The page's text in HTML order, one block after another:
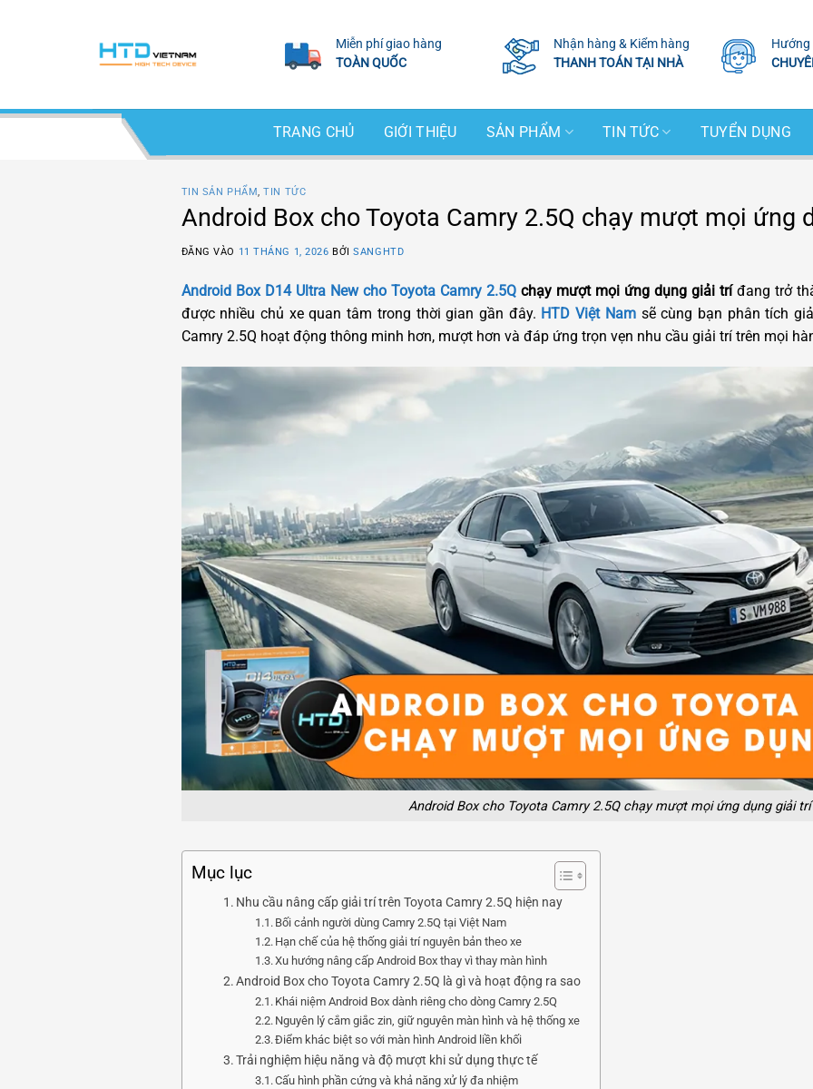
Miễn phí giao hàng
TOÀN QUỐC
Nhận hàng & Kiểm hàng
THANH TOÁN TẠI NHÀ
Hướng
TRANG CHỦ GIỚI THIỆU SẢN PHẨM TIN TỨC TUYỂN DỤNG
TIN SẢN PHẨM,TIN TỨC
Android Box cho Toyota Camry 2.5Q chạy mượt mọi ứng
ĐĂNG VÀO 11 THÁNG 1, 2026 BỞISANGHTD
Android Box D14 Ultra New cho Toyota Camry 2.5Qchạy mượt mọi ứng dụng giải tríđang trở
được nhiều chủ xe quan tâm trong thời gian gần đây. HTD Việt Namsẽ cùng bạn phân tích
Camry 2.5Q hoạt động thông minh hơn, mượt hơn và đáp ứng trọn vẹn nhu cầu giải trí trên mọi
Android Box cho Toyota Camry 2.5Q chạy mượt mọi ứng dụng giải trí
Mục lục
Nhu cầu nâng cấp giải trí trên Toyota Camry 2.5Q hiện nay
Bối cảnh người dùng Camry 2.5Q tại Việt Nam
Hạn chế của hệ thống giải trí nguyên bản theo xe
Xu hướng nâng cấp Android Box thay vì thay màn hình
Android Box cho Toyota Camry 2.5Q là gì và hoạt động ra sao
Khái niệm Android Box dành riêng cho dòng Camry 2.5Q
Nguyên lý cắm giắc zin, giữ nguyên màn hình và hệ thống xe
Điểm khác biệt so với màn hình Android liền khối
Trải nghiệm hiệu năng và độ mượt khi sử dụng thực tế
Cấu hình phần cứng và khả năng xử lý đa nhiệm